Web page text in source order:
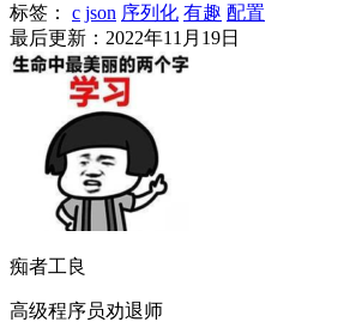
标签：
c json 序列化 有趣 配置
最后更新：2022年11月19日
痴者工良
高级程序员劝退师